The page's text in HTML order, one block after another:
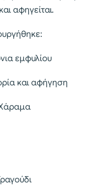
αφηγείται.
εμφυλίου
και αφήγηση
Χάραμα